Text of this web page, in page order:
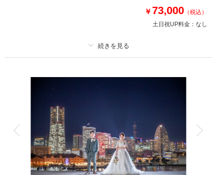
撮影日：2024年12月26日
相談予約する
来店・オンライン
￥ 73,000 （税込）
土日祝UP料金： なし
アルバム
衣装追加
家族と撮影 家族用衣装レンタル ペットと撮影
その他含むもの
衣装差額無し・肌着・草履・ 撮影申請料・入園料・ロケ先までの送迎・撮